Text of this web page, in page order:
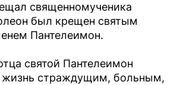
священномученика
был крещен святым
Пантелеимон.
святой Пантелеимон
жизнь страждущим, больным,